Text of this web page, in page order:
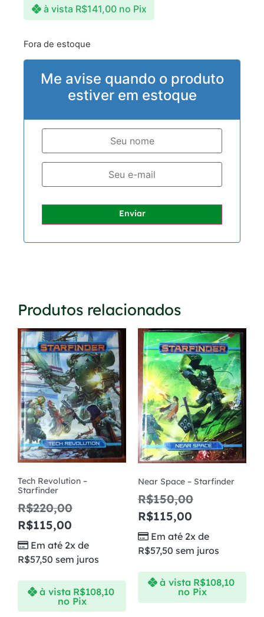
à vista R$141,00 no Pix
Fora de estoque
Me avise quando o produto
estiver em estoque
Enviar
Produtos relacionados
Tech Revolution –
Starfinder
R$220,00
R$115,00
Em até 2x de
R$57,50 sem juros
à vista R$108,10
no Pix
Near Space – Starfinder
R$150,00
R$115,00
Em até 2x de
R$57,50 sem juros
à vista R$108,10
no Pix